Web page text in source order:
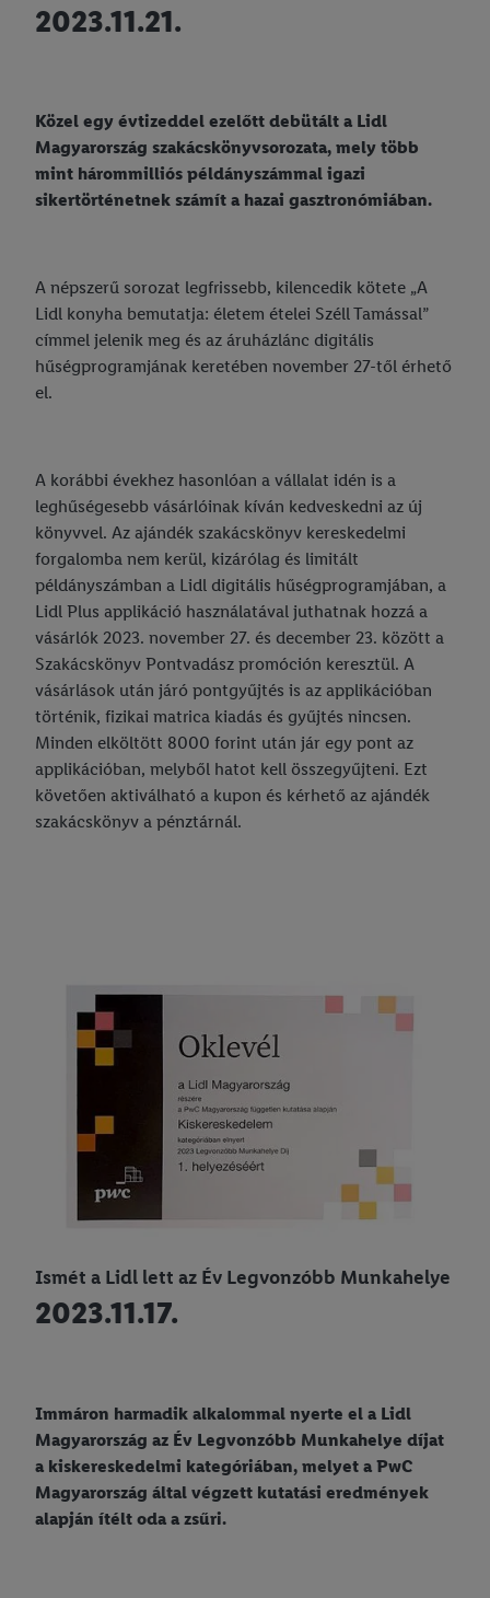
2023.11.21.
Közel egy évtizeddel ezelőtt debütált a Lidl
Magyarország szakácskönyvsorozata, mely több
mint hárommilliós példányszámmal igazi
sikertörténetnek számít a hazai gasztronómiában.
A népszerű sorozat legfrissebb, kilencedik kötete „A
Lidl konyha bemutatja: életem ételei Széll Tamással”
címmel jelenik meg és az áruházlánc digitális
hűségprogramjának keretében november 27-től érhető
el.
A korábbi évekhez hasonlóan a vállalat idén is a
leghűségesebb vásárlóinak kíván kedveskedni az új
könyvvel. Az ajándék szakácskönyv kereskedelmi
forgalomba nem kerül, kizárólag és limitált
példányszámban a Lidl digitális hűségprogramjában, a
Lidl Plus applikáció használatával juthatnak hozzá a
vásárlók 2023. november 27. és december 23. között a
Szakácskönyv Pontvadász promóción keresztül. A
vásárlások után járó pontgyűjtés is az applikációban
történik, fizikai matrica kiadás és gyűjtés nincsen.
Minden elköltött 8000 forint után jár egy pont az
applikációban, melyből hatot kell összegyűjteni. Ezt
követően aktiválható a kupon és kérhető az ajándék
szakácskönyv a pénztárnál.
Ismét a Lidl lett az Év Legvonzóbb Munkahelye
2023.11.17.
Immáron harmadik alkalommal nyerte el a Lidl
Magyarország az Év Legvonzóbb Munkahelye díjat
a kiskereskedelmi kategóriában, melyet a PwC
Magyarország által végzett kutatási eredmények
alapján ítélt oda a zsűri.